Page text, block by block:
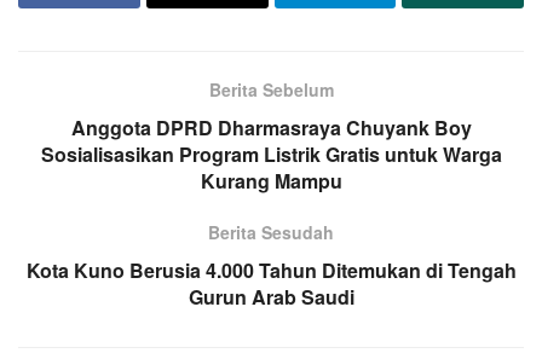
Berita Sebelum
Anggota DPRD Dharmasraya Chuyank Boy
Sosialisasikan Program Listrik Gratis untuk Warga
Kurang Mampu
Berita Sesudah
Kota Kuno Berusia 4.000 Tahun Ditemukan di Tengah
Gurun Arab Saudi